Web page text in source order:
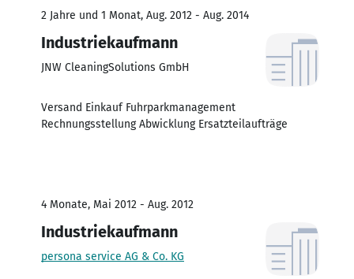
2 Jahre und 1 Monat, Aug. 2012 - Aug. 2014
Industriekaufmann
JNW CleaningSolutions GmbH
Versand Einkauf Fuhrparkmanagement
Rechnungsstellung Abwicklung Ersatzteilaufträge
4 Monate, Mai 2012 - Aug. 2012
Industriekaufmann
persona service AG & Co. KG